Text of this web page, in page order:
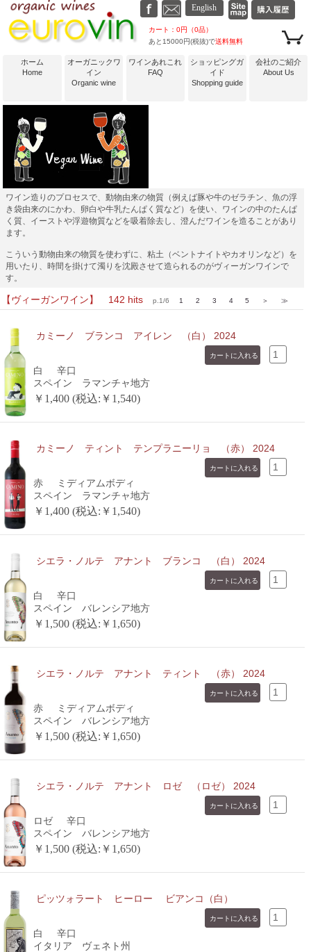
カート：0円（0品）
あと15000円(税抜)で送料無料
ホーム
Home
オーガニックワ
イン
Organic wine
ワインあれこれ
FAQ
ショッピングガ
イド
Shopping guide
会社のご紹介
About Us
ワイン造りのプロセスで、動物由来の物質（例えば豚や牛のゼラチン、魚の浮
き袋由来のにかわ、卵白や牛乳たんぱく質など）を使い、ワインの中のたんぱ
く質、イーストや浮遊物質などを吸着除去し、澄んだワインを造ることがあり
ます。
こういう動物由来の物質を使わずに、粘土（ベントナイトやカオリンなど）を
用いたり、時間を掛けて濁りを沈殿させて造られるのがヴィーガンワインで
す。
【ヴィーガンワイン】 142 hitsp.1/6 1 2 3 4 5 ＞ ≫
カミーノ ブランコ アイレン （白） 2024
白
辛口
スペイン ラマンチャ地方
￥1,400 (税込:￥1,540)
カミーノ ティント テンプラニーリョ （赤） 2024
赤
ミディアムボディ
スペイン ラマンチャ地方
￥1,400 (税込:￥1,540)
シエラ・ノルテ アナント ブランコ （白） 2024
白
辛口
スペイン バレンシア地方
￥1,500 (税込:￥1,650)
シエラ・ノルテ アナント ティント （赤） 2024
赤
ミディアムボディ
スペイン バレンシア地方
￥1,500 (税込:￥1,650)
シエラ・ノルテ アナント ロゼ （ロゼ） 2024
ロゼ
辛口
スペイン バレンシア地方
￥1,500 (税込:￥1,650)
ピッツォラート ヒーロー ビアンコ（白）
白
辛口
イタリア ヴェネト州